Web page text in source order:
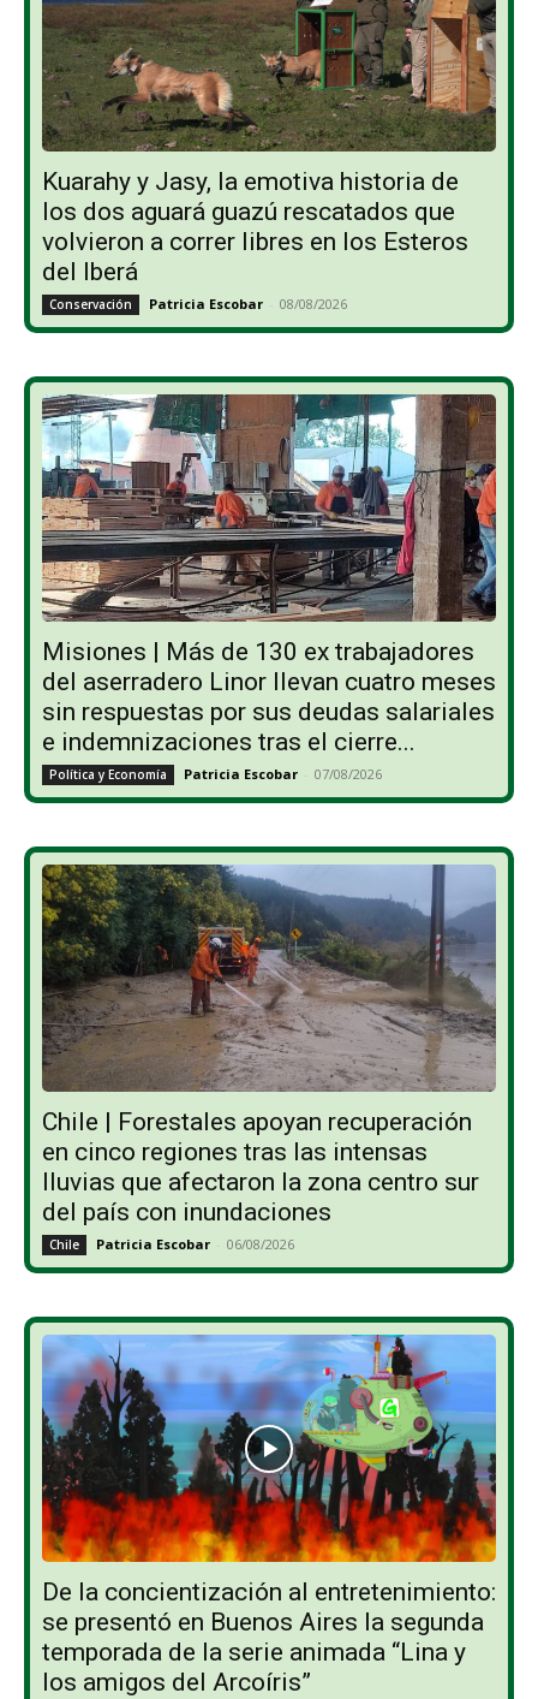
Kuarahy y Jasy, la emotiva historia de
los dos aguará guazú rescatados que
volvieron a correr libres en los Esteros
del Iberá
Conservación Patricia Escobar - 08/08/2026
Misiones | Más de 130 ex trabajadores
del aserradero Linor llevan cuatro meses
sin respuestas por sus deudas salariales
e indemnizaciones tras el cierre...
Política y Economía Patricia Escobar - 07/08/2026
Chile | Forestales apoyan recuperación
en cinco regiones tras las intensas
lluvias que afectaron la zona centro sur
del país con inundaciones
Chile Patricia Escobar - 06/08/2026
De la concientización al entretenimiento:
se presentó en Buenos Aires la segunda
temporada de la serie animada “Lina y
los amigos del Arcoíris”